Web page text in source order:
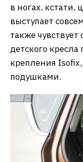
в ногах, кстати,
выступает
также чувствует
детского
крепления
подушками.